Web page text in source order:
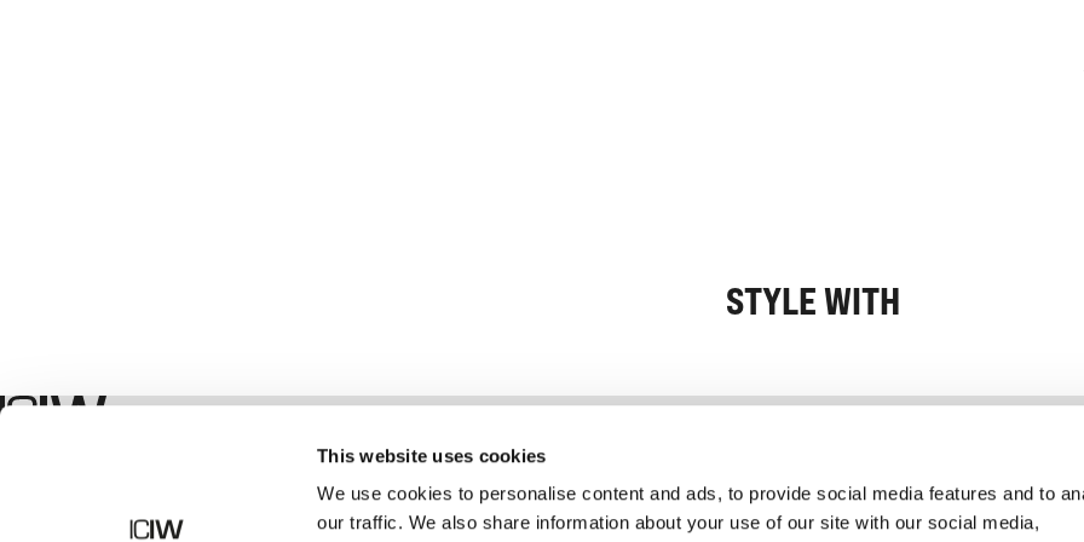
This website uses cookies
We use cookies to personalise content and ads, to provide social media features and to
our traffic. We also share information about your use of our site with our social media,
STYLE WITH